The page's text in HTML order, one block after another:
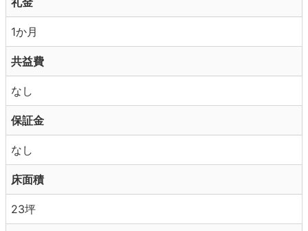
1か月
共益費
なし
保証金
なし
床面積
23坪